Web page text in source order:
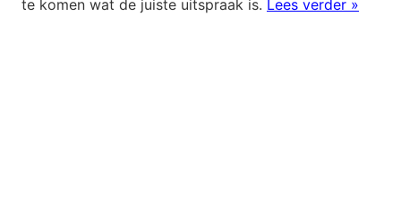
te komen wat de juiste uitspraak is. Lees verder »